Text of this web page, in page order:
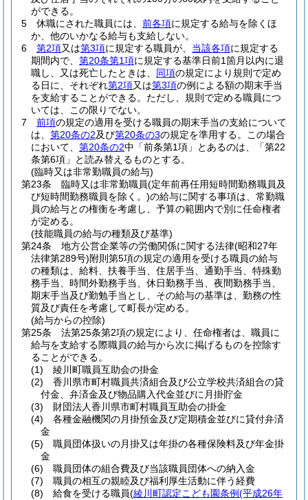
ができる。
5
休職にされた職員には、 前各項に規定する給与を除くほ
か、他のいかなる給与も支給しない。
6
第2項又は第3項に規定する職員が、 当該各項に規定する
期間内で、 第20条第1項に規定する基準日前1箇月以内に退
職し、又は死亡したときは、 同項の規定により規則で定め
る日に、それぞれ第2項又は第3項の例による額の期末手当
を支給することができる。 ただし、規則で定める職員につ
いては、この限りでない。
7
前項の規定の適用を受ける職員の期末手当の支給について
は、 第20条の2及び第20条の3の規定を準用する。
この場合
において、 第20条の2中「前条第1項」とあるのは、「第22
条第6項」と読み替えるものとする。
(臨時又は非常勤職員の給与)
第23条
臨時又は非常勤職員(定年前再任用短時間勤務職員及
び短時間勤務職員を除く。)の給与に関する事項は、常勤職
員の給与との権衡を考慮し、予算の範囲内で別に任命権者
が定める。
(技能職員の給与の種類及び基準)
第24条
地方公営企業等の労働関係に関する法律(昭和27年
法律第289号)附則第5項の規定の適用を受ける職員の給与
の種類は、給料、扶養手当、住居手当、通勤手当、特殊勤
務手当、時間外勤務手当、休日勤務手当、夜間勤務手当、
期末手当及び勤勉手当とし、その給与の基準は、勤務の性
質及び責任を考慮して町長が定める。
(給与からの控除)
第25条
法第25条第2項の規定により、任命権者は、職員に
給与を支給する際職員の給与から次に掲げるものを控除す
ることができる。
(1)
綾川町職員互助会の掛金
(2)
香川県市町村職員共済組合及び公立学校共済組合の貸
付金、弁済金及び物品購入代金並びに月掛貯金
(3)
財団法人香川県市町村職員互助会の掛金
(4)
各種金融機関の月掛預金及び定期積金並びに貸付弁済
金
(5)
職員団体扱いの月掛又は年掛の各種保険料及び年金掛
金
(6)
職員団体の組合費及び当該職員団体への納入金
(7)
職員の相互の親睦及び福利厚生活動に伴う経費
(8)
給食を受ける職員(綾川町認定こども園条例(平成26年